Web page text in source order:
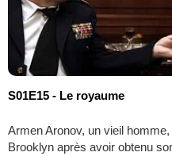
S01E15 - Le royaume
Armen Aronov, un vieil
Brooklyn après avoir obtenu